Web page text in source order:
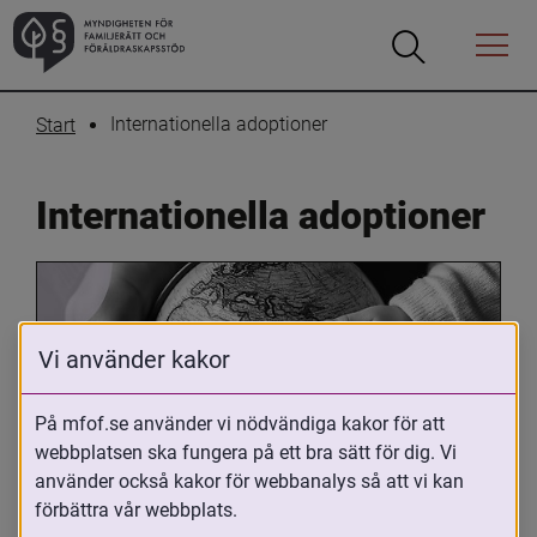
Öppna
Öppna
Menyn
Start Internationella adoptioner
Internationella adoptioner
Oavsett om du är adopterad,
adoptivförälder eller arbetar med
Vi använder kakor
På mfof.se använder vi nödvändiga kakor för att
webbplatsen ska fungera på ett bra sätt för dig. Vi
använder också kakor för webbanalys så att vi kan
förbättra vår webbplats.